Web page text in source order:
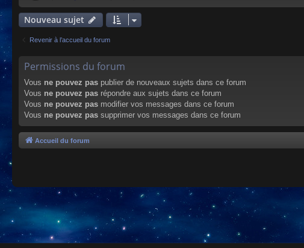
Nouveau sujet
Revenir à l’accueil du forum
Permissions du forum
Vous ne pouvez pas publier de nouveaux sujets dans ce forum
Vous ne pouvez pas répondre aux sujets dans ce forum
Vous ne pouvez pas modifier vos messages dans ce forum
Vous ne pouvez pas supprimer vos messages dans ce forum
Accueil du forum